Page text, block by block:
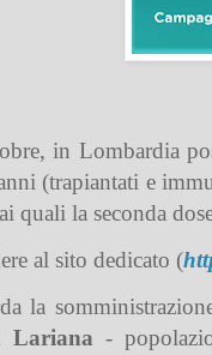
in Lombardia
(trapiantati e
quali la seconda
al sito dedicato (
la
Lariana -